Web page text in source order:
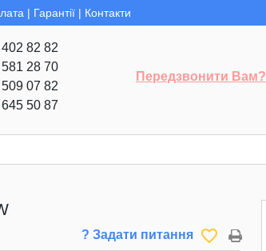
| Гарантії | Контакти
82 82
28 70
07 82
50 87
Передзвонити Вам?
? Задати питання favorite_border